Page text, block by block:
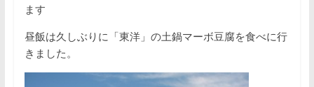
ます
昼飯は久しぶりに「東洋」の土鍋マーボ豆腐を食べに行
きました。